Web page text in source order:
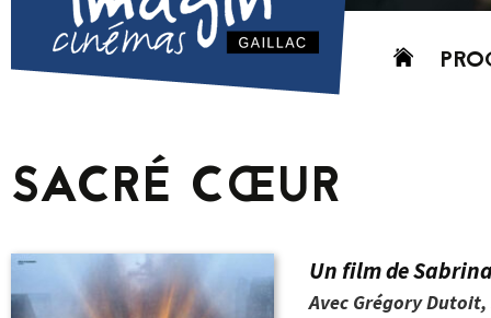
Aller
SACRÉ CŒUR
Un film de
Avec Grégory